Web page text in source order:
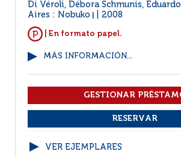
Di Véroli, Débora Schmunis, Eduardo
Aires : Nobuko
2008
| En formato papel.
MÁS INFORMACIÓN...
VER EJEMPLARES